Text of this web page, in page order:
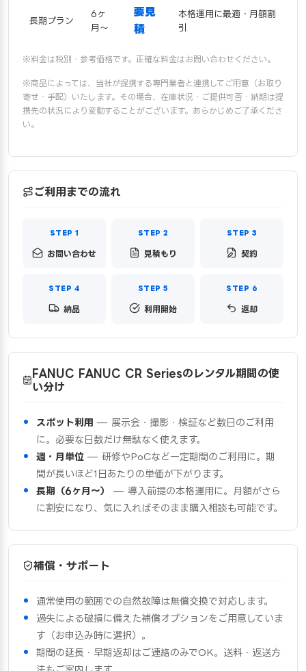
長期プラン
6ヶ
月〜
要見
積
本格運用に最適・月額割
引
※料金は税別・参考価格です。正確な料金はお問い合わせください。
※商品によっては、当社が提携する専門業者と連携してご用意（お取り
寄せ・手配）いたします。その場合、在庫状況・ご提供可否・納期は提
携先の状況により変動することがございます。あらかじめご了承くださ
い。
ご利用までの流れ
お問い合わせ 見積もり 契約
納品 利用開始 返却
FANUC FANUC CR Seriesのレンタル期間の使
い分け
スポット利用 — 展示会・撮影・検証など数日のご利用
に。必要な日数だけ無駄なく使えます。
週・月単位 — 研修やPoCなど一定期間のご利用に。期
間が長いほど1日あたりの単価が下がります。
長期（6ヶ月〜）
— 導入前提の本格運用に。月額がさら
に割安になり、気に入ればそのまま購入相談も可能です。
補償・サポート
通常使用の範囲での自然故障は無償交換で対応します。
過失による破損に備えた補償オプションをご用意していま
す（お申込み時に選択）。
期間の延長・早期返却はご連絡のみでOK。送料・返送方
法もご案内します。